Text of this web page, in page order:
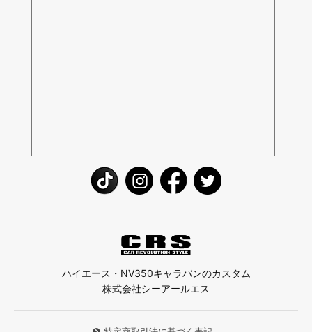
ハイエース・NV350キャラバンのカスタム
株式会社シーアールエス